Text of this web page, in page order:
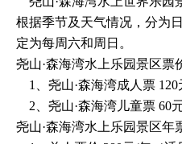
根据季节及天气情况，分为
定为每周六和周日。
尧山·森海湾水上乐园景区票
1、尧山·森海湾成人票 120
2、尧山·森海湾儿童票 60
尧山·森海湾水上乐园景区年